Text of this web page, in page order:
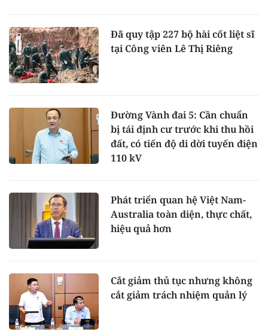
Đã quy tập 227 bộ hài cốt liệt sĩ
tại Công viên Lê Thị Riêng
Đường Vành đai 5: Cần chuẩn
bị tái định cư trước khi thu hồi
đất, có tiến độ di dời tuyến điện
110 kV
Phát triển quan hệ Việt Nam-
Australia toàn diện, thực chất,
hiệu quả hơn
Cắt giảm thủ tục nhưng không
cắt giảm trách nhiệm quản lý